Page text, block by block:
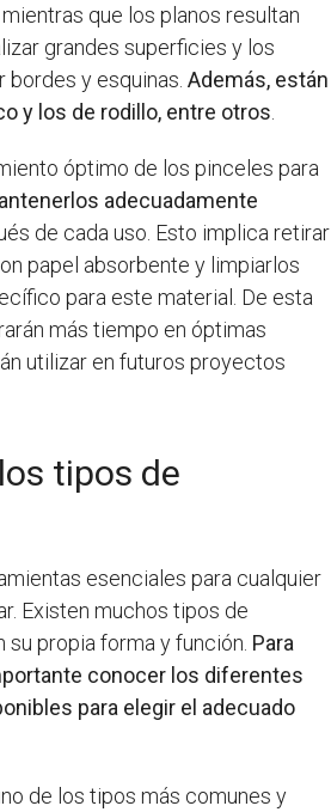
que los planos resultan
grandes superficies y los
bordes y esquinas. Además, están
y los de rodillo, entre otros
óptimo de los pinceles para
adecuadamente
de cada uso. Esto implica retirar
papel absorbente y limpiarlos
para este material. De esta
más tiempo en óptimas
utilizar en futuros proyectos
tipos de
esenciales para cualquier
Existen muchos tipos de
propia forma y función. Para
conocer los diferentes
para elegir el adecuado
de los tipos más comunes y